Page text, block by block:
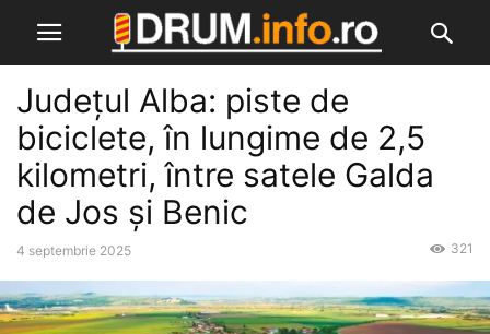
Județul Alba: piste de
biciclete, în lungime de 2,5
kilometri, între satele Galda
de Jos și Benic
4 septembrie 2025 321